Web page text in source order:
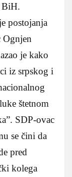
BiH.
postojanja
Ognjen
je kako
iz srpskog i
štetnom
SDP-ovac
se čini da
pred
kolega